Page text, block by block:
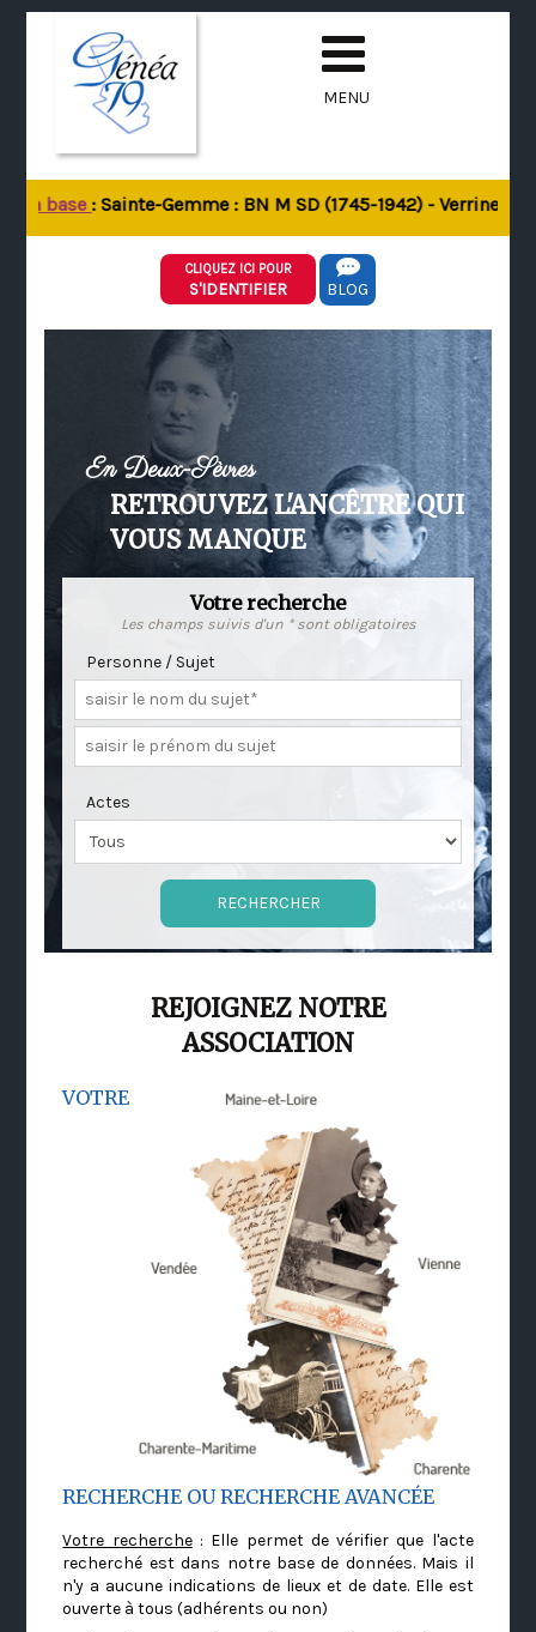
MENU
la base: Sainte-Gemme : BN M SD (1745-1942) - Verrines-
CLIQUEZ ICI POUR
S'IDENTIFIER BLOG
En Deux-Sèvres
RETROUVEZ L'ANCÊTRE QUI
VOUS MANQUE
Votre recherche
Les champs suivis d'un * sont obligatoires
Personne / Sujet
Actes
REJOIGNEZ NOTRE
ASSOCIATION
VOTRE
RECHERCHE OU RECHERCHE AVANCÉE
Votre recherche: Elle permet de vérifier que l'acte
recherché est dans notre base de données. Mais il
n'y a aucune indications de lieux et de date. Elle est
ouverte à tous (adhérents ou non)